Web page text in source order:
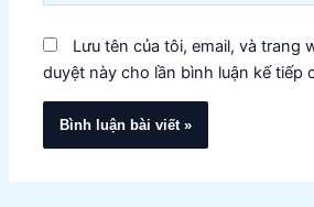
Lưu tên của tôi, email, và trang
duyệt này cho lần bình luận kế tiếp